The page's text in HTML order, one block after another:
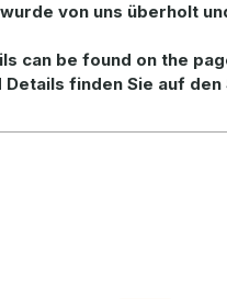
von uns überholt
can be found on the
finden Sie auf